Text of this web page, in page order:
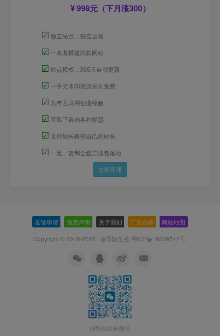
998元（下月涨300）
☑ 独立站点，独立运营
☑ 一条龙搭建同款网站
☑ 站点授权，365天自动更新
☑ 一手无水印资源永久免费
☑ 九年互联网创业经验
☑ 可私下咨询各种疑惑
☑ 支持站长再招自己的站长
☑ 一比一复制全套方法包落地
立即开通
友链申请 免责声明 关于我们 广告合作 网站地图
Copyright © 2018-2025 · 超哥轻创社 蜀ICP备18009742号
扫码加站长微信